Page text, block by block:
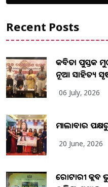
Recent Posts
କବିତା ପୁସ୍ତକ
ନୂଆ ସାହିତ୍ୟ
06 July, 2026
ମାଲାବାର
20 June, 2026
ରୋଟାରୀ କ୍ଲବ